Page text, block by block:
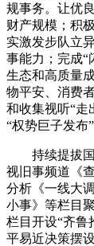
规事务。让优
财产规模；积
实激发步队立
事能力；完成“
生态和高质量
物平安、消费
和收集视听“走
“权势巨子发布”
持续提拔国
视旧事频道《
分析《一线大
小事》等栏目
栏目开设“齐鲁
平易近决策摆